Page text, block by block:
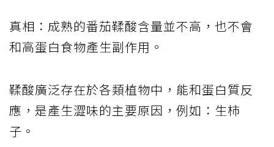
真相：成熟的番茄鞣酸含量並不高，也不會
和高蛋白食物產生副作用。
鞣酸廣泛存在於各類植物中，能和蛋白質反
應，是產生澀味的主要原因，例如：生柿
子。